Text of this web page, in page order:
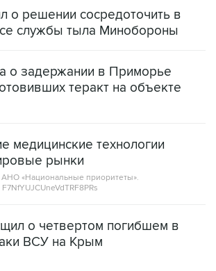
о задержании в Приморье
медицинские технологии
АНО «Национальные приоритеты».